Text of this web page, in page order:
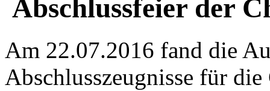
Abschlussfeier der
Am 22.07.2016 fand die
Abschlusszeugnisse für